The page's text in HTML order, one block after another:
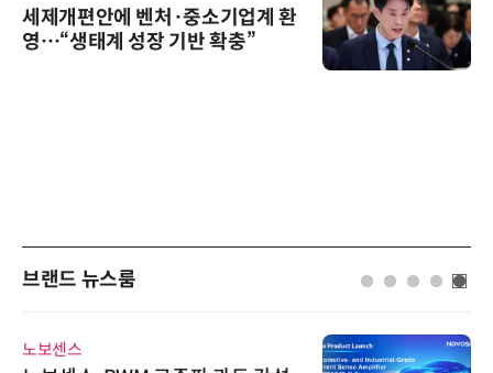
세제개편안에 벤처·중소기업계 환
영…“생태계 성장 기반 확충”
브랜드 뉴스룸
비쉐이